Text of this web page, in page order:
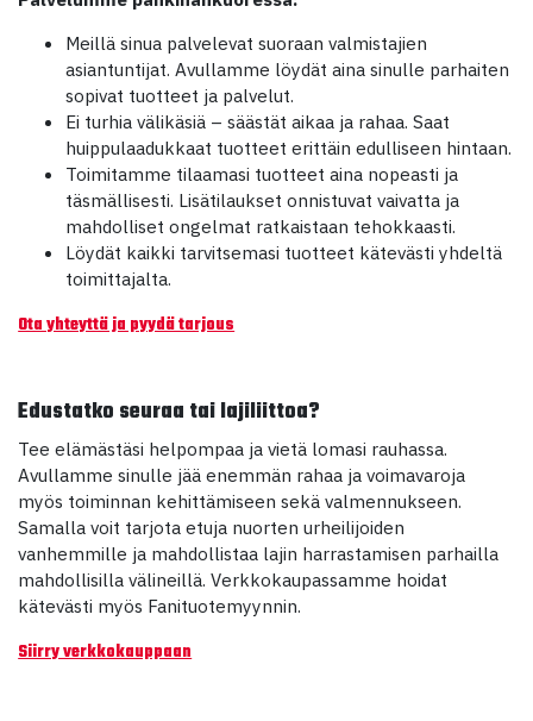
Meillä sinua palvelevat suoraan valmistajien
asiantuntijat. Avullamme löydät aina sinulle parhaiten
sopivat tuotteet ja palvelut.
Ei turhia välikäsiä – säästät aikaa ja rahaa. Saat
huippulaadukkaat tuotteet erittäin edulliseen hintaan.
Toimitamme tilaamasi tuotteet aina nopeasti ja
täsmällisesti. Lisätilaukset onnistuvat vaivatta ja
mahdolliset ongelmat ratkaistaan tehokkaasti.
Löydät kaikki tarvitsemasi tuotteet kätevästi yhdeltä
toimittajalta.
Ota yhteyttä ja pyydä tarjous
Edustatko seuraa tai lajiliittoa?
Tee elämästäsi helpompaa ja vietä lomasi rauhassa.
Avullamme sinulle jää enemmän rahaa ja voimavaroja
myös toiminnan kehittämiseen sekä valmennukseen.
Samalla voit tarjota etuja nuorten urheilijoiden
vanhemmille ja mahdollistaa lajin harrastamisen parhailla
mahdollisilla välineillä. Verkkokaupassamme hoidat
kätevästi myös Fanituotemyynnin.
Siirry verkkokauppaan